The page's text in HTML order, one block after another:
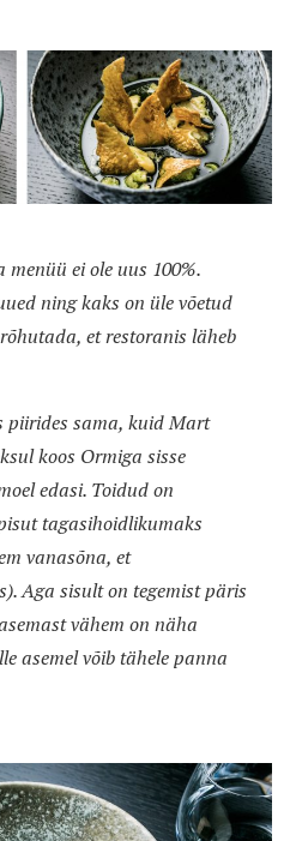
menüü ei ole uus 100%.
ning kaks on üle võetud
et restoranis läheb
piirides sama, kuid Mart
koos Ormiga sisse
edasi. Toidud on
tagasihoidlikumaks
vanasõna, et
Aga sisult on tegemist päris
vähem on näha
asemel võib tähele panna